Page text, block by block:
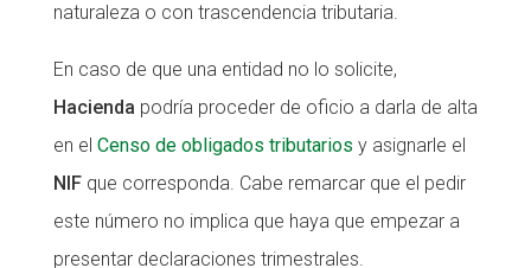
naturaleza o con trascendencia tributaria.
En caso de que una entidad no lo solicite,
Hacienda podría proceder de oficio a darla de alta
en el Censo de obligados tributarios y asignarle el
NIFque corresponda. Cabe remarcar que el pedir
este número no implica que haya que empezar a
presentar declaraciones trimestrales.
Treballa amb nosaltres
Treballa amb nosaltres